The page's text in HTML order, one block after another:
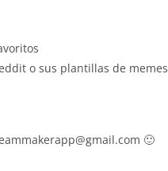
o sus plantillas de memes
🙂